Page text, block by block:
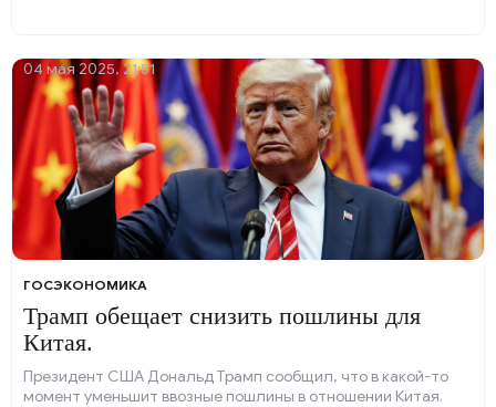
ГОСЭКОНОМИКА
Трамп обещает снизить пошлины для
Китая.
Президент США Дональд Трамп сообщил, что в какой-то
момент уменьшит ввозные пошлины в отношении Китая.
04 мая 2025, 21:51